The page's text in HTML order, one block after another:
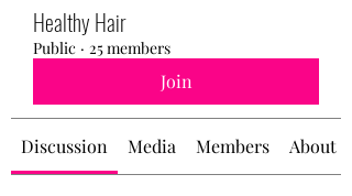
Healthy Hair
Public · 25 members
Join
Discussion Media Members About